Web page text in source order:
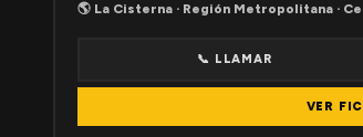
🌎 La Cisterna · Región Metropolitana ·
📞 LLAMAR
VER